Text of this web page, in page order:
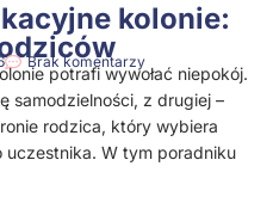
kolonie:
Brak komentarzy
potrafi wywołać niepokój.
samodzielności, z drugiej –
rodzica, który wybiera
uczestnika. W tym poradniku